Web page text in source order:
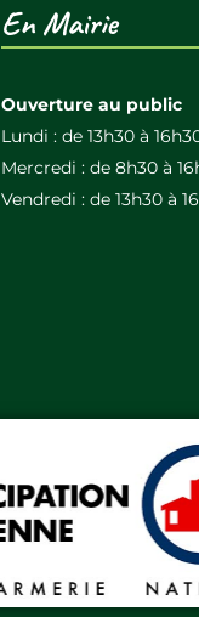
En Mairie
Ouverture au public
Lundi : de 13h30 à
Mercredi : de 8h30 à
Vendredi : de 13h30 à